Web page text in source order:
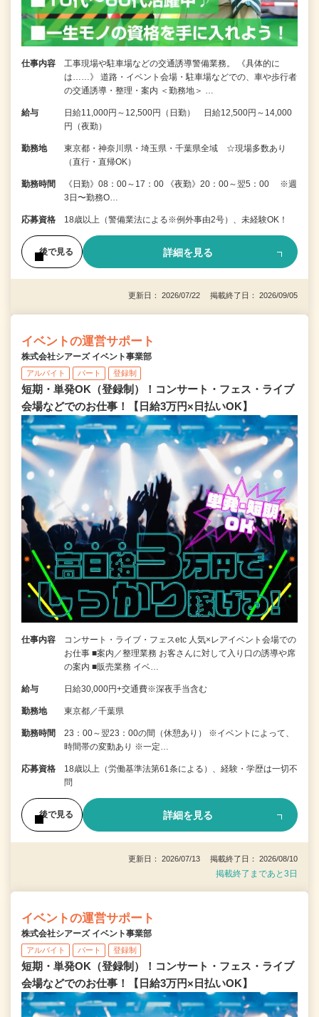
仕事内容
工事現場や駐車場などの交通誘導警備業務。 《具体的に
は……》 道路・イベント会場・駐車場などでの、車や歩行者
の交通誘導・整理・案内 ＜勤務地＞ …
給与
日給11,000円～12,500円（日勤） 日給12,500円～14,000
円（夜勤）
勤務地
東京都・神奈川県・埼玉県・千葉県全域 ☆現場多数あり
（直行・直帰OK）
勤務時間
《日勤》08：00～17：00 《夜勤》20：00～翌5：00 ※週
3日〜勤務O…
応募資格 18歳以上（警備業法による※例外事由2号）、未経験OK！
後で見る 詳細を見る
更新日： 2026/07/22 掲載終了日： 2026/09/05
イベントの運営サポート
株式会社シアーズ イベント事業部
アルバイト パート 登録制
短期・単発OK（登録制）！コンサート・フェス・ライブ
会場などでのお仕事！【日給3万円×日払いOK】
仕事内容
コンサート・ライブ・フェスetc 人気×レアイベント会場での
お仕事 ■案内／整理業務 お客さんに対して入り口の誘導や席
の案内 ■販売業務 イベ…
給与 日給30,000円+交通費※深夜手当含む
勤務地 東京都／千葉県
勤務時間
23：00～翌23：00の間（休憩あり） ※イベントによって、
時間帯の変動あり ※一定…
応募資格
18歳以上（労働基準法第61条による）、経験・学歴は一切不
問
後で見る 詳細を見る
更新日： 2026/07/13 掲載終了日： 2026/08/10
掲載終了まであと3日
イベントの運営サポート
株式会社シアーズ イベント事業部
アルバイト パート 登録制
短期・単発OK（登録制）！コンサート・フェス・ライブ
会場などでのお仕事！【日給3万円×日払いOK】